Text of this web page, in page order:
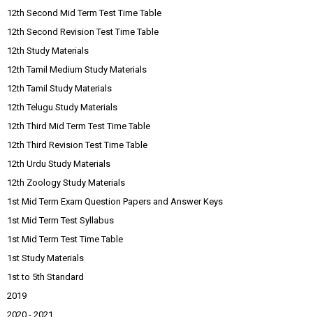
12th Second Mid Term Test Time Table
12th Second Revision Test Time Table
12th Study Materials
12th Tamil Medium Study Materials
12th Tamil Study Materials
12th Telugu Study Materials
12th Third Mid Term Test Time Table
12th Third Revision Test Time Table
12th Urdu Study Materials
12th Zoology Study Materials
1st Mid Term Exam Question Papers and Answer Keys
1st Mid Term Test Syllabus
1st Mid Term Test Time Table
1st Study Materials
1st to 5th Standard
2019
2020 - 2021